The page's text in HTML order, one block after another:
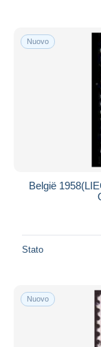
Nuovo
België
Stato
Nuovo